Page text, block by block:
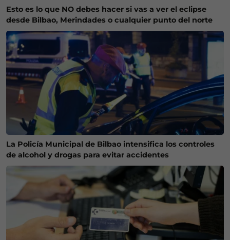
Esto es lo que NO debes hacer si vas a ver el eclipse
desde Bilbao, Merindades o cualquier punto del norte
La Policía Municipal de Bilbao intensifica los controles
de alcohol y drogas para evitar accidentes